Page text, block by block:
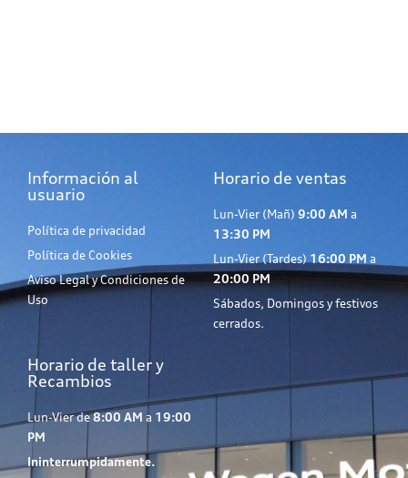
Información al
usuario
Política de privacidad
Política de Cookies
Aviso Legal y Condiciones de
Uso
Horario de ventas
Lun-Vier (Mañ) 9:00 AM a
13:30 PM
Lun-Vier (Tardes) 16:00 PM a
20:00 PM
Sábados, Domingos y festivos
cerrados.
Horario de taller y
Recambios
Lun-Vier de8:00 AM a 19:00
PM
Ininterrumpidamente.